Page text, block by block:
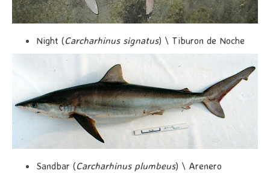
Night (Carcharhinus signatus) \ Tiburon de Noche
Sandbar (Carcharhinus plumbeus) \ Arenero